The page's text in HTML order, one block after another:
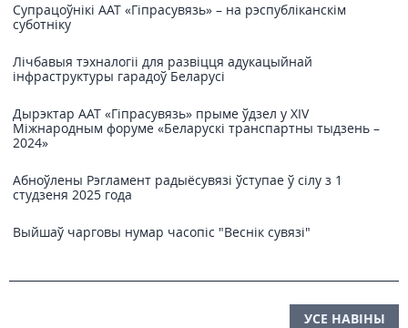
Супрацоўнікі ААТ «Гіпрасувязь» – на рэспубліканскім
суботніку
Лічбавыя тэхналогіі для развіцця адукацыйнай
інфраструктуры гарадоў Беларусі
Дырэктар ААТ «Гіпрасувязь» прыме ўдзел у XIV
Міжнародным форуме «Беларускі транспартны тыдзень –
2024»
Абноўлены Рэгламент радыёсувязі ўступае ў сілу з 1
студзеня 2025 года
Выйшаў чарговы нумар часопіс "Веснiк сувязi"
УСЕ НАВІНЫ